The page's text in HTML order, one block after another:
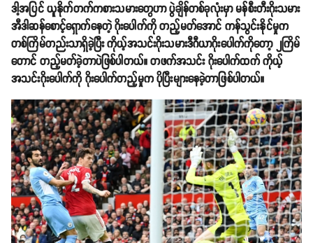
ဒါ့အပြင် ယူနိုက်တက်ကစားသမားတွေဟာ ပွဲချိန်တစ်ခုလုံးမှာ မန်စီးတီးဂိုးသမား
အီဒါဆန်စောင့်ရှောက်နေတဲ့ ဂိုးပေါက်ကို တည့်မတ်အောင် ကန်သွင်းနိုင်မှုက
တစ်ကြိမ်တည်းသာရှိခဲ့ပြီး ကိုယ့်အသင်းဂိုးသမားဒီဂီယာဂိုးပေါက်ကိုတော့ ၂ကြိမ်
တောင် တည့်မတ်ခဲ့တာပဲဖြစ်ပါတယ်။ တဖက်အသင်း ဂိုးပေါက်ထက် ကိုယ့်
အသင်းဂိုးပေါက်ကို ဂိုးပေါက်တည့်မှုက ပိုပြီးများနေခဲ့တာဖြစ်ပါတယ်။